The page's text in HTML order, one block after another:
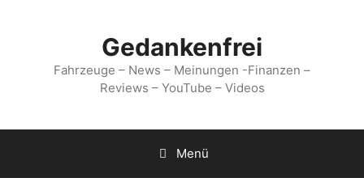
Gedankenfrei
Fahrzeuge – News – Meinungen -Finanzen –
Reviews – YouTube – Videos
Menü